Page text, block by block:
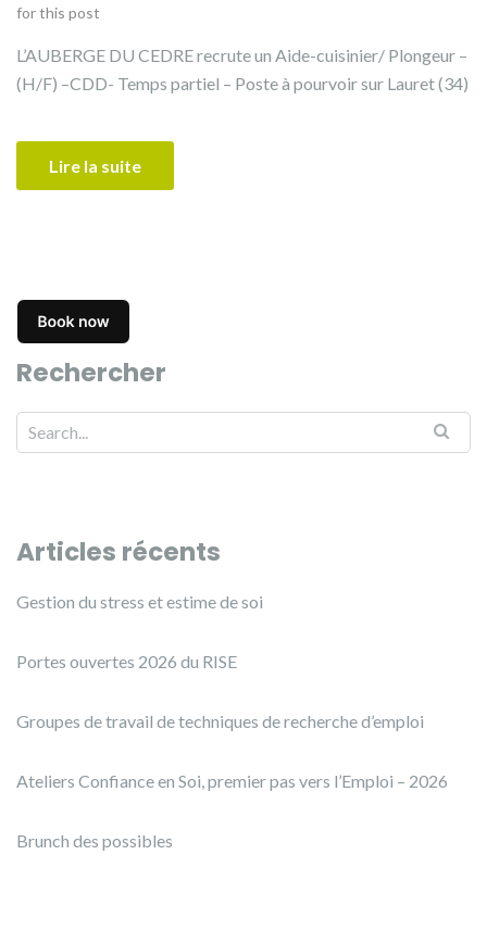
for this post
L’AUBERGE DU CEDRE recrute un Aide-cuisinier/ Plongeur –
(H/F) –CDD- Temps partiel – Poste à pourvoir sur Lauret (34)
Lire la suite
Rechercher
Search for:
Articles récents
Gestion du stress et estime de soi
Portes ouvertes 2026 du RISE
Groupes de travail de techniques de recherche d’emploi
Ateliers Confiance en Soi, premier pas vers l’Emploi – 2026
Brunch des possibles